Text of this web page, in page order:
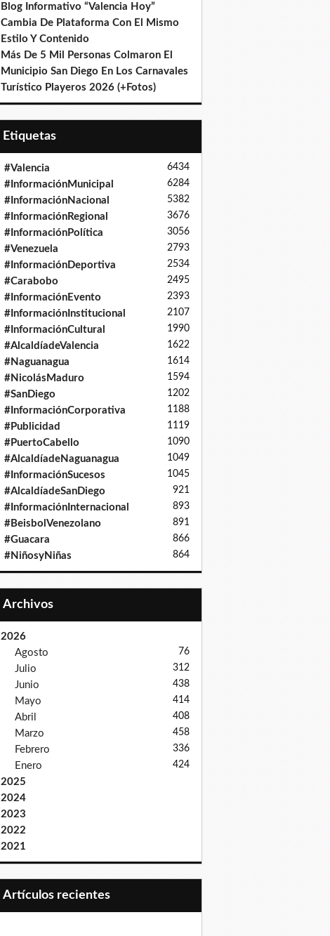
Blog Informativo “Valencia Hoy”
Cambia De Plataforma Con El Mismo
Estilo Y Contenido
Más De 5 Mil Personas Colmaron El
Municipio San Diego En Los Carnavales
Turístico Playeros 2026 (+Fotos)
Etiquetas
#Valencia 6434
#InformaciónMunicipal 6284
#InformaciónNacional 5382
#InformaciónRegional 3676
#InformaciónPolítica 3056
#Venezuela 2793
#InformaciónDeportiva 2534
#Carabobo 2495
#InformaciónEvento 2393
#InformaciónInstitucional 2107
#InformaciónCultural 1990
#AlcaldíadeValencia 1622
#Naguanagua 1614
#NicolásMaduro 1594
#SanDiego 1202
#InformaciónCorporativa 1188
#Publicidad 1119
#PuertoCabello 1090
#AlcaldíadeNaguanagua 1049
#InformaciónSucesos 1045
#AlcaldíadeSanDiego 921
#InformaciónInternacional 893
#BeisbolVenezolano 891
#Guacara 866
#NiñosyNiñas 864
Archivos
2026
Agosto
76
Julio 312
Junio 438
Mayo 414
Abril 408
Marzo 458
Febrero 336
Enero 424
2025
2024
2023
2022
2021
Artículos recientes